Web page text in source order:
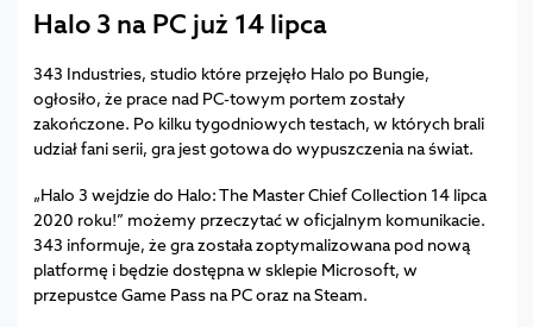
Halo 3 na PC już 14 lipca
343 Industries, studio które przejęło Halo po Bungie,
ogłosiło, że prace nad PC-towym portem zostały
zakończone. Po kilku tygodniowych testach, w których brali
udział fani serii, gra jest gotowa do wypuszczenia na świat.
„Halo 3 wejdzie do Halo: The Master Chief Collection 14 lipca
2020 roku!” możemy przeczytać w oficjalnym komunikacie.
343 informuje, że gra została zoptymalizowana pod nową
platformę i będzie dostępna w sklepie Microsoft, w
przepustce Game Pass na PC oraz na Steam.